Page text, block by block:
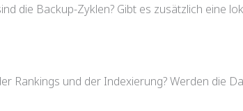
die Backup-Zyklen? Gibt es zusätzlich eine
Rankings und der Indexierung? Werden die